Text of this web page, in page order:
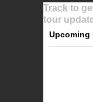
Track to
tour
Upcoming